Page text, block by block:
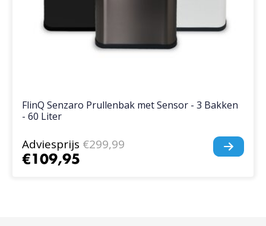
FlinQ Senzaro Prullenbak met Sensor - 3 Bakken
- 60 Liter
Adviesprijs €299,99
€109,95